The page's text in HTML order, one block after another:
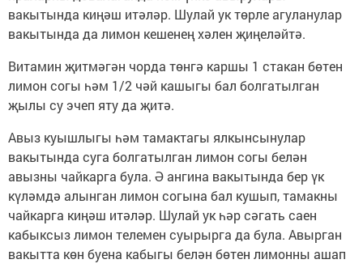
вакытында киңәш итәләр. Шулай ук төрле агуланулар
вакытында да лимон кешенең хәлен җиңеләйтә.
Витамин җитмәгән чорда төнгә каршы 1 стакан бөтен
лимон согы һәм 1/2 чәй кашыгы бал болгатылган
җылы су эчеп яту да җитә.
Авыз куышлыгы һәм тамактагы ялкынсынулар
вакытында суга болгатылган лимон согы белән
авызны чайкарга була. Ә ангина вакытында бер үк
күләмдә алынган лимон согына бал кушып, тамакны
чайкарга киңәш итәләр. Шулай ук һәр сәгать саен
кабыксыз лимон телемен суырырга да була. Авырган
вакытта көн буена кабыгы белән бөтен лимонны ашап